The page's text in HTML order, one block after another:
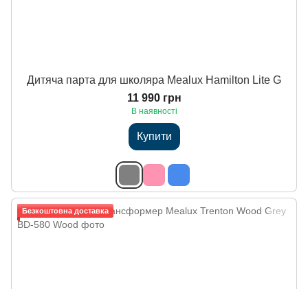
Дитяча парта для школяра Mealux Hamilton Lite G
11 990 грн
В наявності
Купити
Безкоштовна доставка